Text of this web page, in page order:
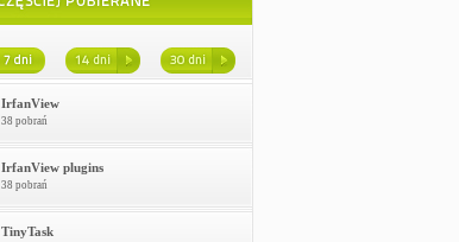
IrfanView
38 pobrań
IrfanView plugins
38 pobrań
TinyTask